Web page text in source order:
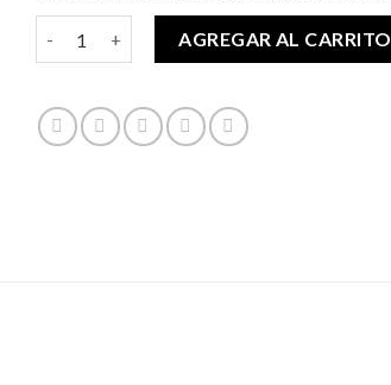
AGREGAR AL CARRITO